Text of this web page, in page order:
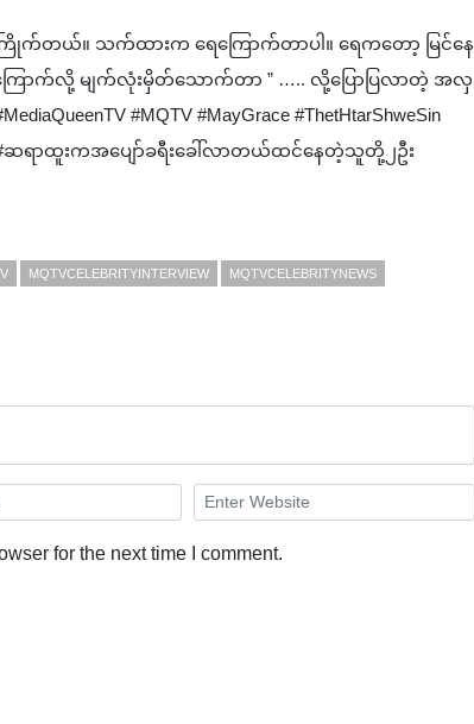
က်တယ်။ သက်ထားက ရေကြောက်တာပါ။ ရေကတော့ မြင်နေ
ြောက်လို့ မျက်လုံးမှိတ်သောက်တာ ” ….. လို့ပြောပြလာတဲ့ အလှ
#MQTV #MayGrace #ThetHtarShweSin
#ဆရာထူးကအပျော်ခရီးခေါ်လာတယ်ထင်နေတဲ့သူတို့၂ဦး
MQTVCELEBRITYINTERVIEW MQTVCELEBRITYNEWS
for the next time I comment.